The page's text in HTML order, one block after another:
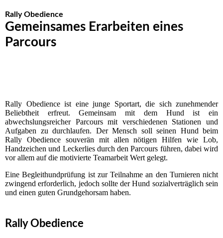
Rally Obedience
Gemeinsames Erarbeiten eines
Parcours
Rally Obedience ist eine junge Sportart, die sich zunehmender
Beliebtheit erfreut. Gemeinsam mit dem Hund ist ein
abwechslungsreicher Parcours mit verschiedenen Stationen und
Aufgaben zu durchlaufen. Der Mensch soll seinen Hund beim
Rally Obedience souverän mit allen nötigen Hilfen wie Lob,
Handzeichen und Leckerlies durch den Parcours führen, dabei wird
vor allem auf die motivierte Teamarbeit Wert gelegt.
Eine Begleithundprüfung ist zur Teilnahme an den Turnieren nicht
zwingend erforderlich, jedoch sollte der Hund sozialverträglich sein
und einen guten Grundgehorsam haben.
Rally Obedience